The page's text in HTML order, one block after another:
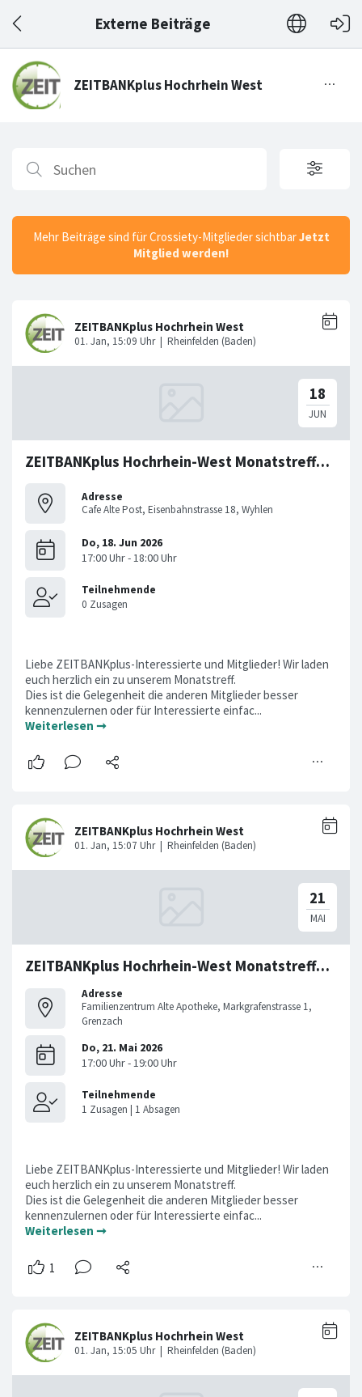
Externe Beiträge
Mehr Beiträge sind für Crossiety-Mitglieder sichtbarJetzt
Mitglied werden!
ZEITBANKplus Hochrhein-West Monatstreffen im Juni
Adresse
Cafe Alte Post, Eisenbahnstrasse 18, Wyhlen
Liebe ZEITBANKplus-Interessierte und Mitglieder! Wir laden
euch herzlich ein zu unserem Monatstreff.
Dies ist die Gelegenheit die anderen Mitglieder besser
kennenzulernen oder für Interessierte einfac...
Weiterlesen ➞
ZEITBANKplus Hochrhein-West Monatstreffen im Mai
Adresse
Familienzentrum Alte Apotheke, Markgrafenstrasse 1,
Grenzach
Liebe ZEITBANKplus-Interessierte und Mitglieder! Wir laden
euch herzlich ein zu unserem Monatstreff.
Dies ist die Gelegenheit die anderen Mitglieder besser
kennenzulernen oder für Interessierte einfac...
Weiterlesen ➞